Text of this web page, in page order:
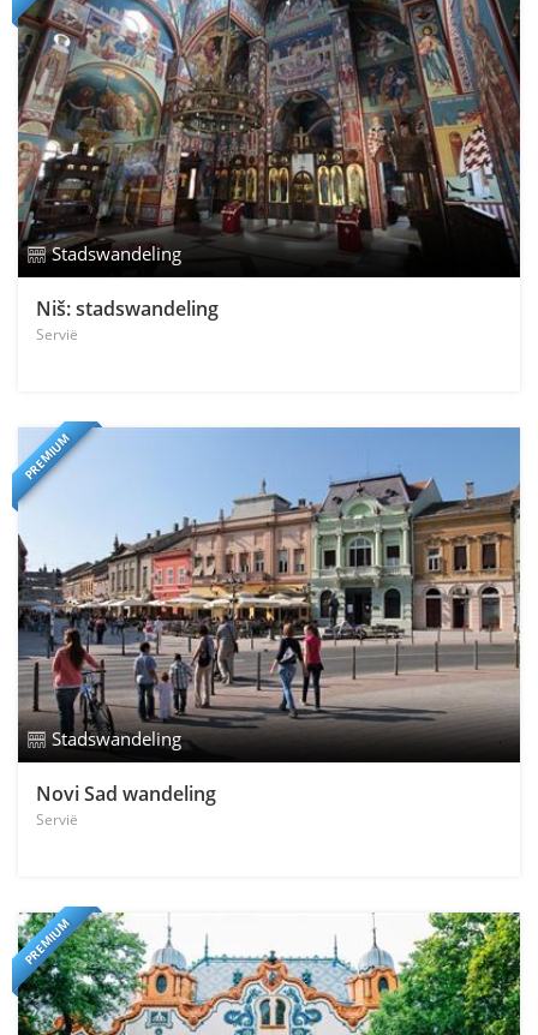
Stadswandeling
Niš: stadswandeling
Servië
PREMIUM
Stadswandeling
Novi Sad wandeling
Servië
PREMIUM